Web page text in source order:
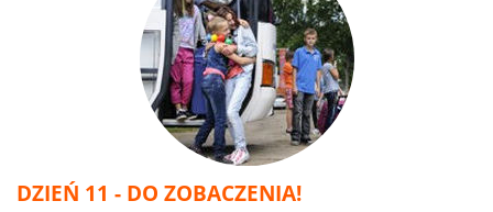
DZIEŃ 11 - DO ZOBACZENIA!